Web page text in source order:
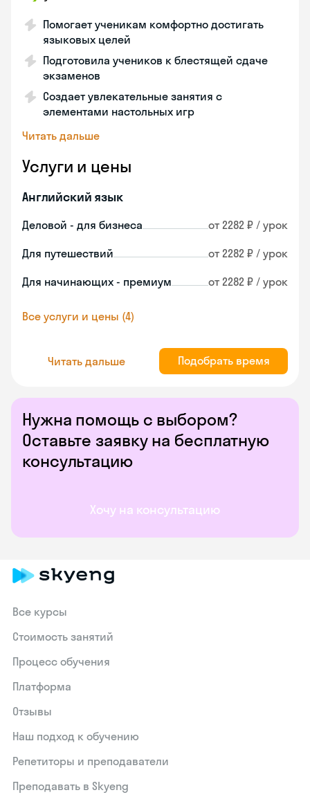
Нужна помощь с выбором?
Оставьте заявку на бесплатную
консультацию
Хочу на консультацию
Помогает ученикам комфортно достигать
языковых целей
Подготовила учеников к блестящей сдаче
экзаменов
Создает увлекательные занятия с
элементами настольных игр
Читать дальше
Услуги и цены
Английский язык
Деловой - для бизнеса от 2282 ₽ / урок
Для путешествий от 2282 ₽ / урок
Для начинающих - премиум от 2282 ₽ / урок
Все услуги и цены (4)
Читать дальше Подобрать время
Все курсы
Стоимость занятий
Процесс обучения
Платформа
Отзывы
Наш подход к обучению
Репетиторы и преподаватели
Преподавать в Skyeng